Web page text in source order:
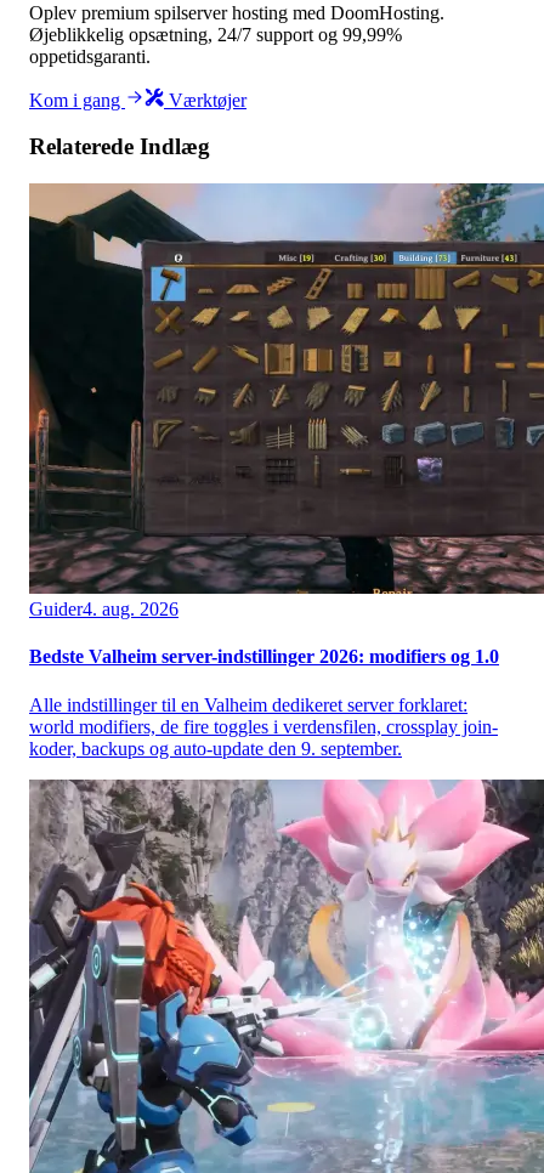
Oplev premium spilserver hosting med DoomHosting.
Øjeblikkelig opsætning, 24/7 support og 99,99%
oppetidsgaranti.
Kom i gang Værktøjer
Relaterede Indlæg
Guider4. aug. 2026
Bedste Valheim server-indstillinger 2026: modifiers og 1.0
Alle indstillinger til en Valheim dedikeret server forklaret:
world modifiers, de fire toggles i verdensfilen, crossplay join-
koder, backups og auto-update den 9. september.